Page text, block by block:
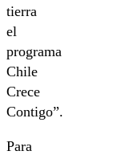
tierra
el
programa
Chile
Crece
Contigo”.
Para